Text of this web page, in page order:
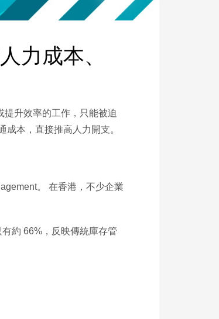
力成本、
升效率的工作，只能被迫
本，直接推高人力開支。​
。 在香港，不少企業
約 66%，反映傳統庫存管